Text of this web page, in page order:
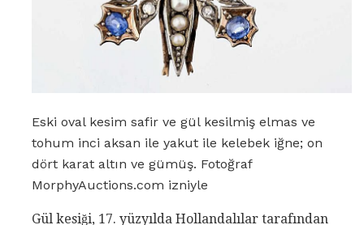
Eski oval kesim safir ve gül kesilmiş elmas ve
tohum inci aksan ile yakut ile kelebek iğne; on
dört karat altın ve gümüş. Fotoğraf
MorphyAuctions.com izniyle
Gül kesiği, 17. yüzyılda Hollandalılar tarafından